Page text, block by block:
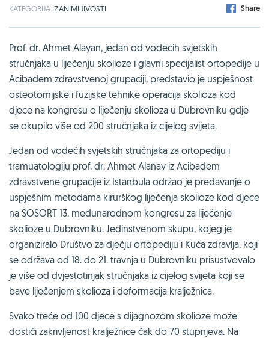
KATEGORIJA: ZANIMLJIVOSTI Share
Prof. dr. Ahmet Alayan, jedan od vodećih svjetskih
stručnjaka u liječenju skolioze i glavni specijalist ortopedije u
Acibadem zdravstvenoj grupaciji, predstavio je uspješnost
osteotomijske i fuzijske tehnike operacija skolioza kod
djece na kongresu o liječenju skolioza u Dubrovniku gdje
se okupilo više od 200 stručnjaka iz cijelog svijeta.
Jedan od vodećih svjetskih stručnjaka za ortopediju i
tramuatologiju prof. dr. Ahmet Alanay iz Acibadem
zdravstvene grupacije iz Istanbula održao je predavanje o
uspješnim metodama kirurškog liječenja skolioze kod djece
na SOSORT 13. međunarodnom kongresu za liječenje
skolioze u Dubrovniku. Jedinstvenom skupu, kojeg je
organiziralo Društvo za dječju ortopediju i Kuća zdravlja, koji
se održava od 18. do 21. travnja u Dubrovniku prisustvovalo
je više od dvjestotinjak stručnjaka iz cijelog svijeta koji se
bave liječenjem skolioza i deformacija kralježnica.
Svako treće od 100 djece s dijagnozom skolioze može
dostići zakrivljenost kralježnice čak do 70 stupnjeva. Na